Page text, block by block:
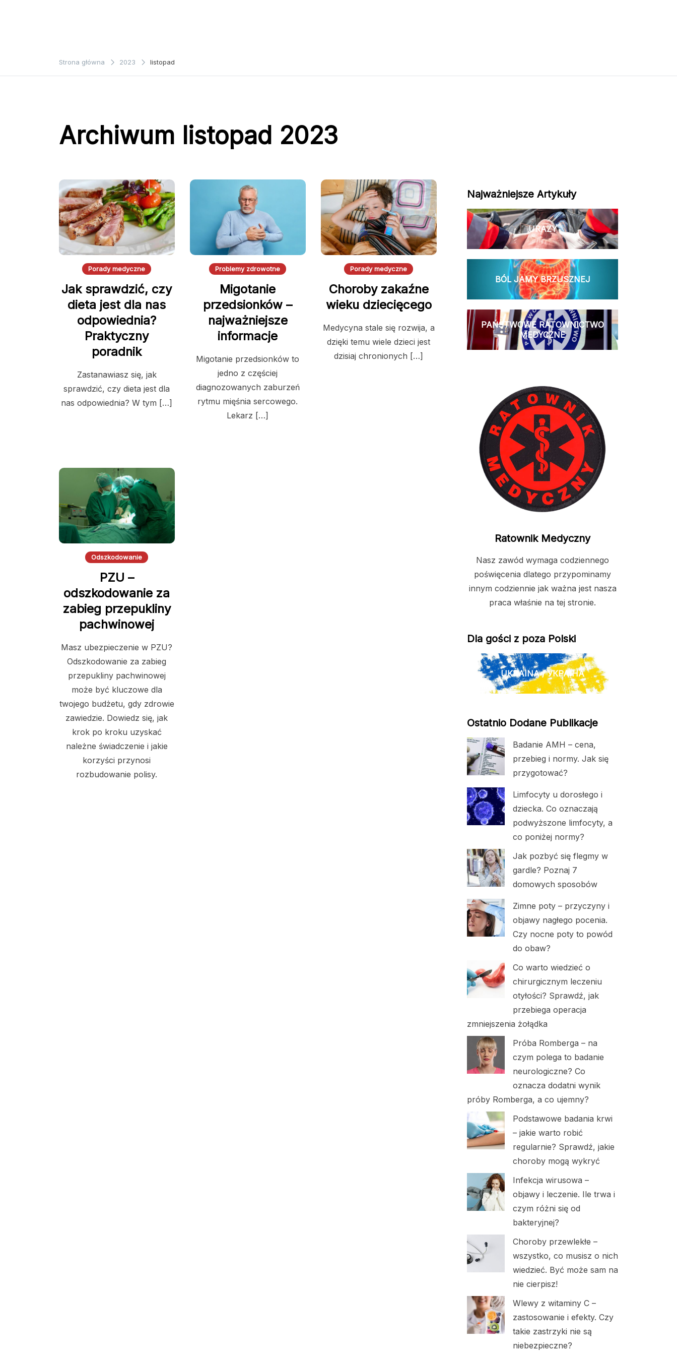
Strona główna 2023 listopad
Archiwum listopad 2023
Porady medyczne
Jak sprawdzić, czy
dieta jest dla nas
odpowiednia?
Praktyczny
poradnik
Zastanawiasz się, jak
sprawdzić, czy dieta jest dla
nas odpowiednia? W tym […]
Problemy zdrowotne
Migotanie
przedsionków –
najważniejsze
informacje
Migotanie przedsionków to
jedno z częściej
diagnozowanych zaburzeń
rytmu mięśnia sercowego.
Lekarz […]
Porady medyczne
Choroby zakaźne
wieku dziecięcego
Medycyna stale się rozwija, a
dzięki temu wiele dzieci jest
dzisiaj chronionych […]
Odszkodowanie
PZU –
odszkodowanie za
zabieg przepukliny
pachwinowej
Masz ubezpieczenie w PZU?
Odszkodowanie za zabieg
przepukliny pachwinowej
może być kluczowe dla
twojego budżetu, gdy zdrowie
zawiedzie. Dowiedz się, jak
krok po kroku uzyskać
należne świadczenie i jakie
korzyści przynosi
rozbudowanie polisy.
Najważniejsze Artykuły
URAZY
BÓL JAMY BRZUSZNEJ
PAŃSTWOWE RATOWNICTWO
MEDYCZNE
Ratownik Medyczny
Nasz zawód wymaga codziennego
poświęcenia dlatego przypominamy
innym codziennie jak ważna jest nasza
praca właśnie na tej stronie.
Dla gości z poza Polski
UKRAINA / УКРАЇНА
Ostatnio Dodane Publikacje
Badanie AMH – cena,
przebieg i normy. Jak się
przygotować?
Limfocyty u dorosłego i
dziecka. Co oznaczają
podwyższone limfocyty, a
co poniżej normy?
Jak pozbyć się flegmy w
gardle? Poznaj 7
domowych sposobów
Zimne poty – przyczyny i
objawy nagłego pocenia.
Czy nocne poty to powód
do obaw?
Co warto wiedzieć o
chirurgicznym leczeniu
otyłości? Sprawdź, jak
przebiega operacja
zmniejszenia żołądka
Próba Romberga – na
czym polega to badanie
neurologiczne? Co
oznacza dodatni wynik
próby Romberga, a co ujemny?
Podstawowe badania krwi
– jakie warto robić
regularnie? Sprawdź, jakie
choroby mogą wykryć
Infekcja wirusowa –
objawy i leczenie. Ile trwa i
czym różni się od
bakteryjnej?
Choroby przewlekłe –
wszystko, co musisz o nich
wiedzieć. Być może sam na
nie cierpisz!
Wlewy z witaminy C –
zastosowanie i efekty. Czy
takie zastrzyki nie są
niebezpieczne?